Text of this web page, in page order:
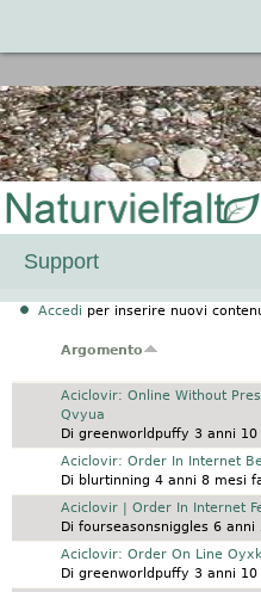
Support
Accedi per inserire nuovi
Argomento
Discussione normale
Aciclovir: Online Without
Qvyua
Di greenworldpuffy 3 anni 10
Discussione normale
Aciclovir: Order In Internet
Di blurtinning 4 anni 8 mesi
Discussione normale
Aciclovir | Order In Internet
Di fourseasonsniggles6 anni
Discussione normale
Aciclovir: Order On Line
Di greenworldpuffy 3 anni 10